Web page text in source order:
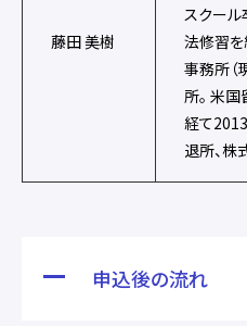
藤田 美樹
スクール
法修習を
事務所（
所。 米
経て
退所、株
申込後の流れ